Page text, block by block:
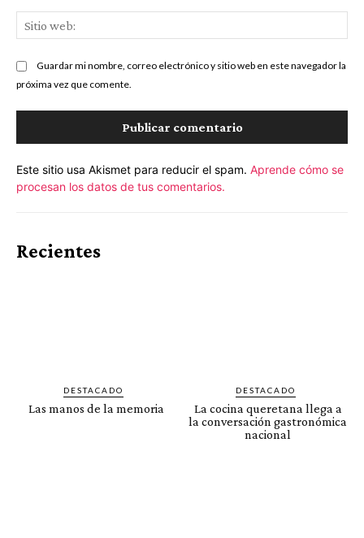
Guardar mi nombre, correo electrónico y sitio web en este navegador la
próxima vez que comente.
Este sitio usa Akismet para reducir el spam. Aprende cómo se
procesan los datos de tus comentarios.
Recientes
DESTACADO
Las manos de la memoria
DESTACADO
La cocina queretana llega a
la conversación gastronómica
nacional